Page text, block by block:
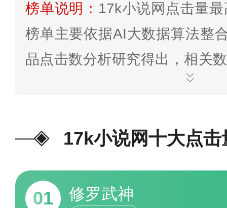
榜单说明： 17k小说网点击量
榜单主要依据AI大数据算法整
品点击数分析研究得出，相关
月15日，仅供娱乐参考，不具
01 修罗武神